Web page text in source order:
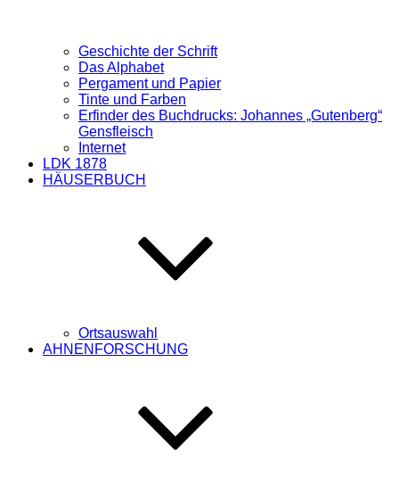
Geschichte der Schrift
Das Alphabet
Pergament und Papier
Tinte und Farben
Erfinder des Buchdrucks: Johannes „Gutenberg“
Gensfleisch
Internet
LDK 1878
HÄUSERBUCH
Ortsauswahl
AHNENFORSCHUNG